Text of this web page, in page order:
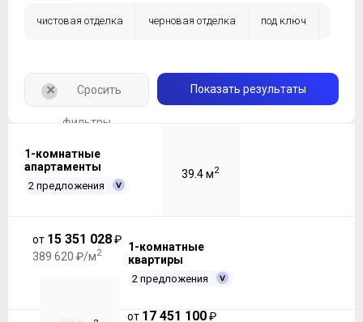
чистовая отделка черновая отделка под ключ
Показать результаты
+ Сросить
фильтры
1-комнатные
апартаменты
2 предложения
39.4 м2
от 15 351 028₽
389 620 ₽/м2
1-комнатные
квартиры
2 предложения
от 17 451 100₽